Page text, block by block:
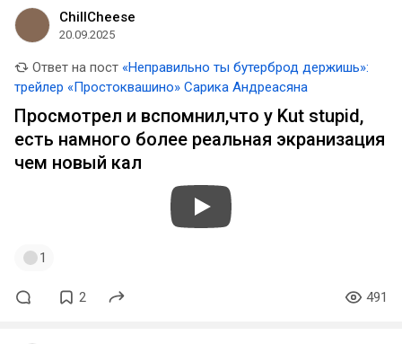
ChillCheese
20.09.2025
Ответ на пост «Неправильно ты бутерброд держишь»:
трейлер «Простоквашино» Сарика Андреасяна
Просмотрел и вспомнил,что у Kut stupid,
есть намного более реальная экранизация
чем новый кал
1
2 491